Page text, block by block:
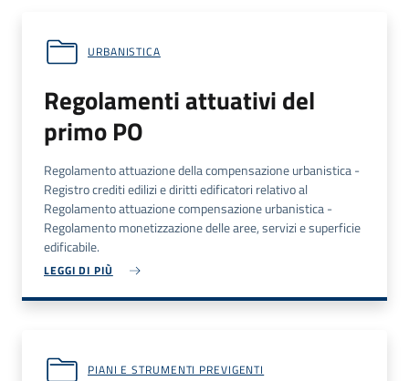
URBANISTICA
Regolamenti attuativi del
primo PO
Regolamento attuazione della compensazione urbanistica -
Registro crediti edilizi e diritti edificatori relativo al
Regolamento attuazione compensazione urbanistica -
Regolamento monetizzazione delle aree, servizi e superficie
edificabile.
LEGGI DI PIÙ
PIANI E STRUMENTI PREVIGENTI